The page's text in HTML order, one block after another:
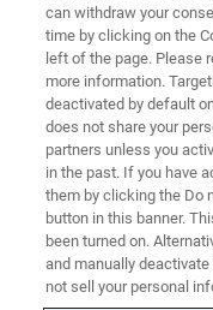
OBIETTIVI
Lo sviluppo e la
applicazioni in
per l'utilizzo di
can withdraw your
time by clicking on the
left of the page. Please
more information.
deactivated by default
does not share your
partners unless you
in the past. If you have
them by clicking the Do
button in this banner.
been turned on.
and manually
not sell your personal